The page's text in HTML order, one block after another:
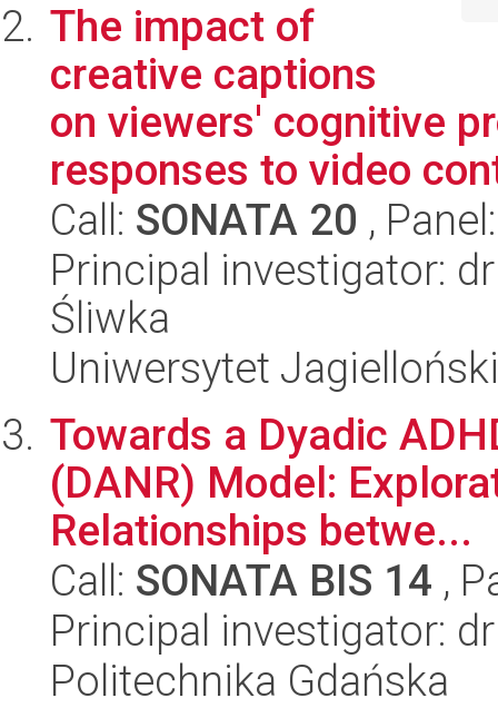
The impact of
creative captions
on viewers' cognitive
responses to video
Call: SONATA 20 ,
Principal investigator:
Śliwka
Uniwersytet Jagielloński
Towards a Dyadic
(DANR) Model:
Relationships betwe...
Call: SONATA BIS 14 ,
Principal investigator:
Politechnika Gdańska